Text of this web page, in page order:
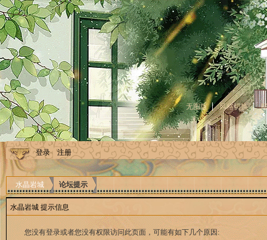
无图版 风格切换
登录 注册
水晶岩城 论坛提示
水晶岩城 提示信息
您没有登录或者您没有权限访问此页面，可能有如下几个原因: